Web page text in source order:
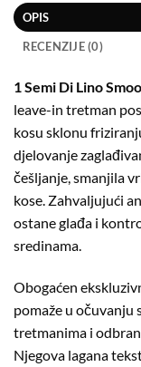
OPIS
RECENZIJE (0)
1 Semi Di Lino
leave-in tretman
kosu sklonu
djelovanje
češljanje, smanjila
kose. Zahvaljujući
ostane glađa i
sredinama.
Obogaćen
pomaže u očuvanju
tretmanima i
Njegova lagana